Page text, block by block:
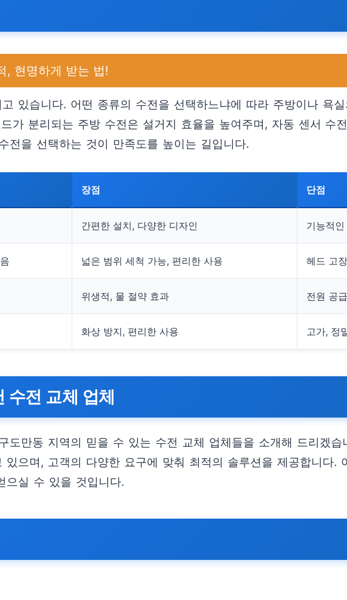
, 현명하게 받는 법!
있습니다. 어떤 종류의 수전을 선택하느냐에 따라 주방이나 욕
가 분리되는 주방 수전은 설거지 효율을 높여주며, 자동 센서 수
전을 선택하는 것이 만족도를 높이는 길입니다.
장점 단점
간편한 설치, 다양한 디자인 기능적
넓은 범위 세척 가능, 편리한 사용 헤드 고
위생적, 물 절약 효과 전원 공
화상 방지, 편리한 사용 고가, 정
수전 교체 업체
도만동 지역의 믿을 수 있는 수전 교체 업체들을 소개해 드리겠
으며, 고객의 다양한 요구에 맞춰 최적의 솔루션을 제공합니다.
으실 수 있을 것입니다.